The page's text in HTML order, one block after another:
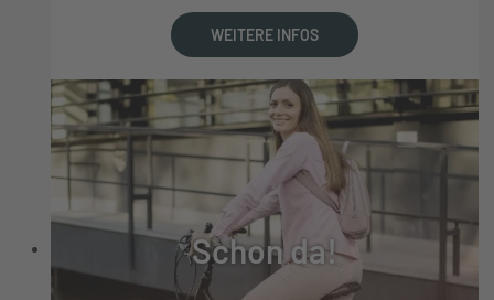
WEITERE INFOS
Schon da!